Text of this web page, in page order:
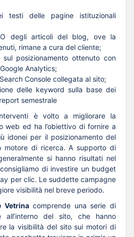
testi delle pagine istituzionali
degli articoli del blog, ove la
rimane a cura del cliente;
sul posizionamento ottenuto con
Analytics;
Console collegata al sito;
delle keyword sulla base dei
semestrale
è volto a migliorare la
web ed ha l’obiettivo di fornire a
idonei per il posizionamento del
motore di ricerca. A supporto di
si hanno risultati nel
di investire un budget
per clic. Le suddette campagne
visibilità nel breve periodo.
Vetrinacomprende una serie di
all’interno del sito, che hanno
la visibilità del sito sui motori di